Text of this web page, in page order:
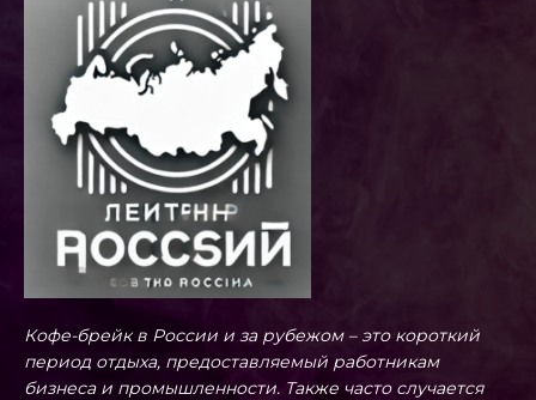
Кофе-брейк в России и за рубежом – это короткий
период отдыха, предоставляемый работникам
бизнеса и промышленности. Также часто случается